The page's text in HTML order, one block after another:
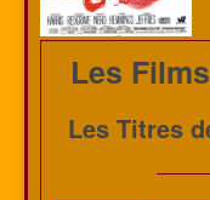
Les
Les Titres